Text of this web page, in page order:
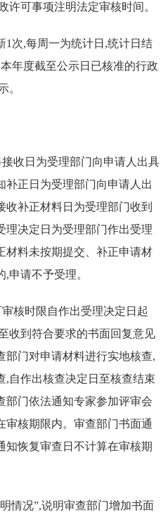
许可事项注明法定审核时间。
1次,每周一为统计日,统计日结
年度截至公示日已核准的行政
。
收日为受理部门向申请人出具
补正日为受理部门向申请人出
补正材料日为受理部门收到
理决定日为受理部门作出受理
材料未按期提交、补正申请材
申请不予受理。
核时限自作出受理决定日起
收到符合要求的书面回复意见
部门对申请材料进行实地核查,
,自作出核查决定日至核查结束
部门依法通知专家参加评审会
审核期限内。审查部门书面通
知恢复审查日不计算在审核期
情况”,说明审查部门增加书面